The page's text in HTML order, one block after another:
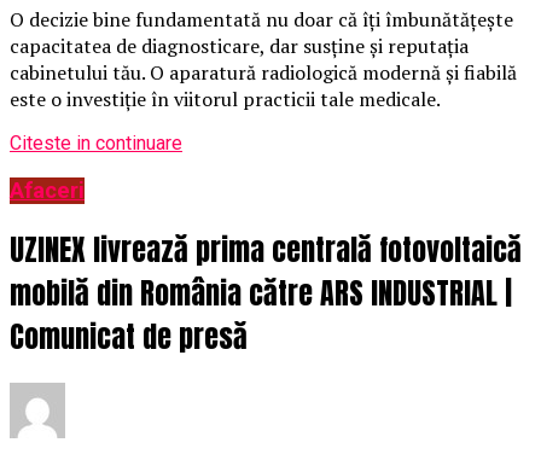
O decizie bine fundamentată nu doar că îți îmbunătățește
capacitatea de diagnosticare, dar susține și reputația
cabinetului tău. O aparatură radiologică modernă și fiabilă
este o investiție în viitorul practicii tale medicale.
Citeste in continuare
Afaceri
UZINEX livrează prima centrală fotovoltaică
mobilă din România către ARS INDUSTRIAL |
Comunicat de presă